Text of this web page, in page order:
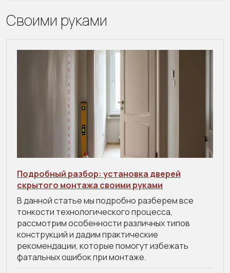
Своими руками
Подробный разбор: установка дверей
скрытого монтажа своими руками
В данной статье мы подробно разберем все
тонкости технологического процесса,
рассмотрим особенности различных типов
конструкций и дадим практические
рекомендации, которые помогут избежать
фатальных ошибок при монтаже.